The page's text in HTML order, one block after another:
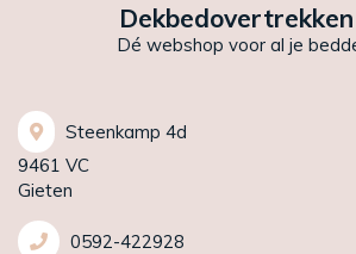
Dé webshop voor al je
Steenkamp 4d
9461 VC
Gieten
0592-422928